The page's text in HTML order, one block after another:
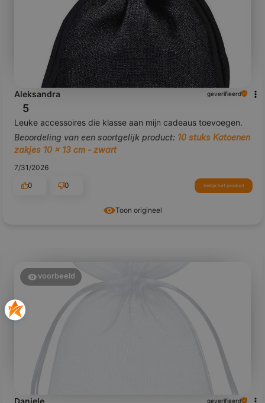
Toon origineel
Aleksandra geverifieerd
5
Leuke accessoires die klasse aan mijn cadeaus toevoegen.
Beoordeling van een soortgelijk product: 10 stuks Katoenen
zakjes 10 x 13 cm - zwart
7/31/2026
0
0 bekijk het product
voorbeeld
Daniele geverifieerd